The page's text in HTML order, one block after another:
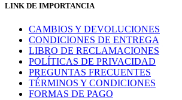
LINK DE IMPORTANCIA
CAMBIOS Y DEVOLUCIONES
CONDICIONES DE ENTREGA
LIBRO DE RECLAMACIONES
POLÍTICAS DE PRIVACIDAD
PREGUNTAS FRECUENTES
TÉRMINOS Y CONDICIONES
FORMAS DE PAGO